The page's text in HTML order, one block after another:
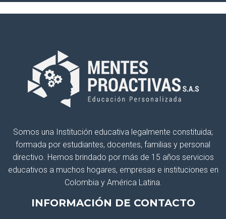
Somos una Institución educativa legalmente constituida;
formada por estudiantes, docentes, familias y personal
directivo. Hemos brindado por más de 15 años servicios
educativos a muchos hogares, empresas e instituciones en
Colombia y América Latina.
INFORMACIÓN DE CONTACTO